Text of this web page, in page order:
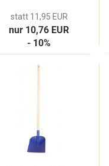
statt 11,95 EUR
nur 10,76 EUR
- 10%